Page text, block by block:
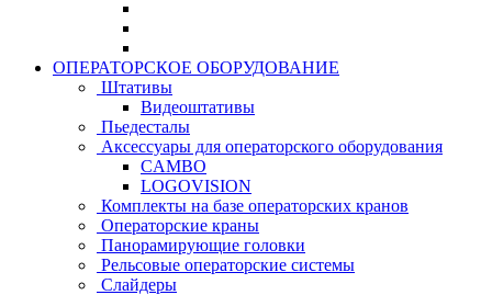
ОПЕРАТОРСКОЕ ОБОРУДОВАНИЕ
Штативы
Видеоштативы
Пьедесталы
Аксессуары для операторского оборудования
CAMBO
LOGOVISION
Комплекты на базе операторских кранов
Операторские краны
Панорамирующие головки
Рельсовые операторские системы
Слайдеры